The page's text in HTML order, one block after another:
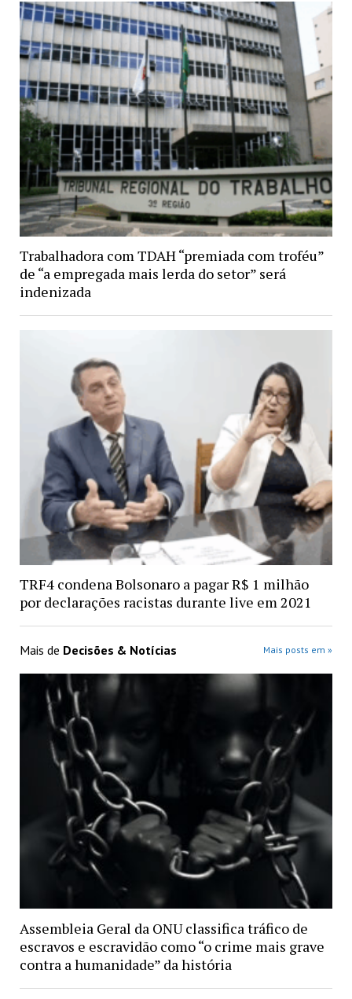
Trabalhadora com TDAH “premiada com troféu”
de “a empregada mais lerda do setor” será
indenizada
TRF4 condena Bolsonaro a pagar R$ 1 milhão
por declarações racistas durante live em 2021
Mais de Decisões & Notícias Mais posts em »
Assembleia Geral da ONU classifica tráfico de
escravos e escravidão como “o crime mais grave
contra a humanidade” da história